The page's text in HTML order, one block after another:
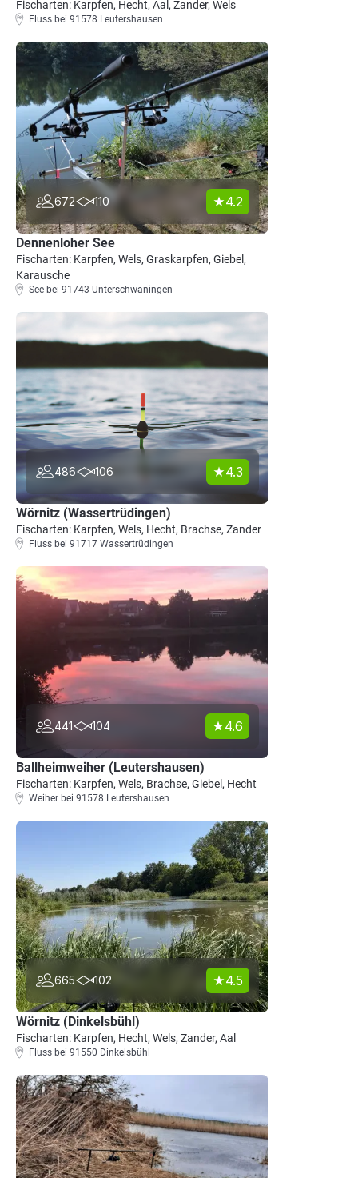
Fischarten: Karpfen, Hecht, Aal, Zander, Wels
Fluss bei 91578 Leutershausen
672 110 4.2
Dennenloher See
Fischarten: Karpfen, Wels, Graskarpfen, Giebel,
Karausche
See bei 91743 Unterschwaningen
486 106 4.3
Wörnitz (Wassertrüdingen)
Fischarten: Karpfen, Wels, Hecht, Brachse, Zander
Fluss bei 91717 Wassertrüdingen
441 104 4.6
Ballheimweiher (Leutershausen)
Fischarten: Karpfen, Wels, Brachse, Giebel, Hecht
Weiher bei 91578 Leutershausen
665 102 4.5
Wörnitz (Dinkelsbühl)
Fischarten: Karpfen, Hecht, Wels, Zander, Aal
Fluss bei 91550 Dinkelsbühl